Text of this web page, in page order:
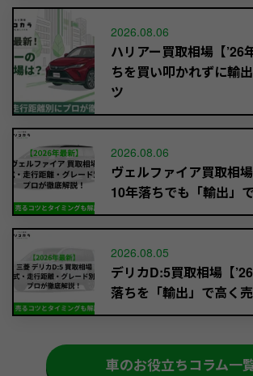
2026.08.06
ハリアー買取相場【’26
ちを買い叩かれずに輸
ツ
2026.08.06
ヴェルファイア買取相場
10年落ちでも「輸出」
2026.08.05
デリカD:5買取相場【
落ちを「輸出」で高く
車のお役立ちコラム一